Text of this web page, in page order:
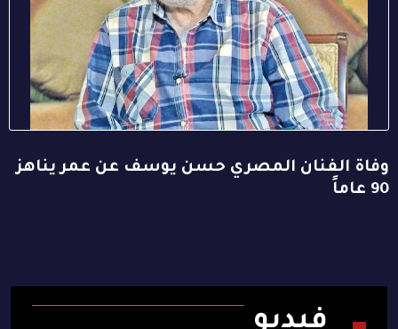
وفاة الفنان المصري حسن يوسف عن عمر يناهز
90 عاماً
فيديو